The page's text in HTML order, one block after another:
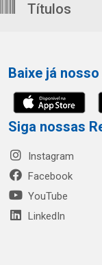
Títulos
Baixe já nosso
Siga nossas
Instagram
Facebook
YouTube
LinkedIn